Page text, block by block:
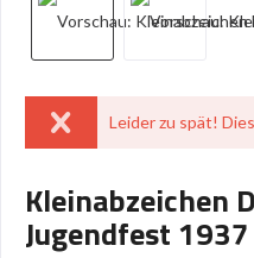
Leider zu spät!
Kleinabzeichen
Jugendfest 1937